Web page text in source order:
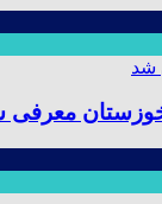
معرفی